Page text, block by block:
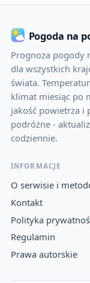
Pogoda na
Prognoza pogody
dla wszystkich
świata.
klimat miesiąc po
jakość powietrza i
podróżne -
codziennie.
INFORMACJE
O serwisie i
Kontakt
Polityka
Regulamin
Prawa autorskie